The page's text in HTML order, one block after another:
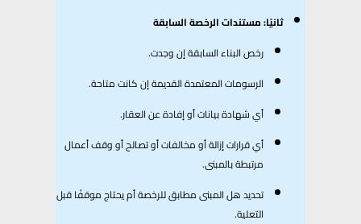
ثانيًا: مستندات الرخصة السابقة
رخص البناء السابقة إن وجدت.
الرسومات المعتمدة القديمة إن كانت متاحة.
أي شهادة بيانات أو إفادة عن العقار.
أي قرارات إزالة أو مخالفات أو تصالح أو وقف أعمال
مرتبطة بالمبنى.
تحديد هل المبنى مطابق للرخصة أم يحتاج موقفًا قبل
التعلية.